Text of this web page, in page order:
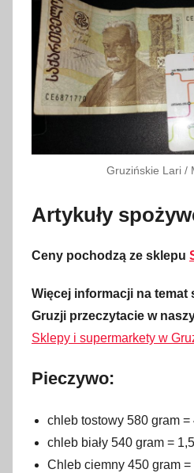
Gruzińskie Lari /
Artykuły
Ceny pochodzą ze sklepu
Więcej informacji na temat
Gruzji przeczytacie w
Sklepy i supermarkety w
Pieczywo:
chleb tostowy 580 gram =
chleb biały 540 gram =
Chleb ciemny 450 gram =